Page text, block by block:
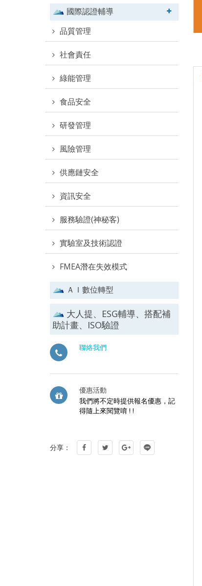
國際認證輔導
品質管理
社會責任
綠能管理
食品安全
研發管理
風險管理
供應鏈安全
資訊安全
服務驗證(神秘客)
實驗室及技術認證
FMEA潛在失效模式
ＡＩ數位轉型
大人提、ESG輔導、搭配補
助計畫、ISO驗證
聯絡我們
優惠活動
我們將不定時提供報名優惠，記
得隨上來閱覽唷 ! !
分享：